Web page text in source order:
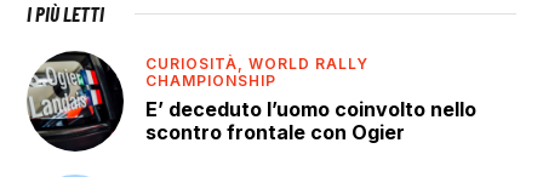
I PIÙ LETTI
CURIOSITÀ,WORLD RALLY
CHAMPIONSHIP
E’ deceduto l’uomo coinvolto nello
scontro frontale con Ogier